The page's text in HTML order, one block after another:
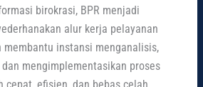
birokrasi, BPR menjadi
alur kerja pelayanan
membantu instansi menganalisis,
mengimplementasikan proses